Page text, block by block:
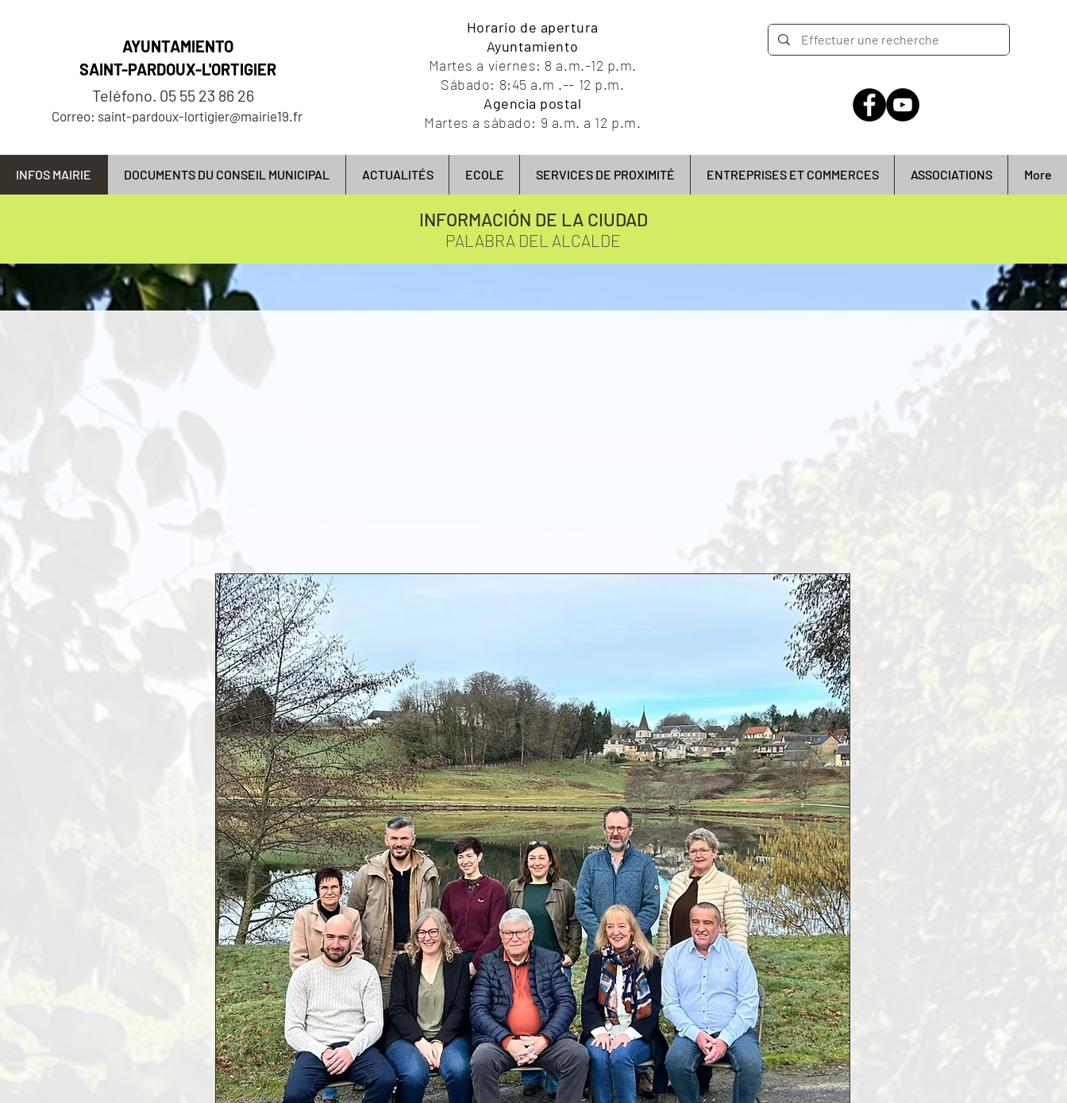
AYUNTAMIENTO
SAINT-PARDOUX-L'ORTIGIER
Teléfono. 05 55 23 86 26
Correo: saint-pardoux-lortigier@mairie19.fr
Horario de apertura
Ayuntamiento
Martes a viernes: 8 a.m.-12 p.m.
Sábado: 8:45 a.m .-- 12 p.m.
Agencia postal
Martes a sábado: 9 a.m. a 12 p.m.
INFORMACIÓN DE LA CIUDAD
PALABRA DEL ALCALDE
INFOS MAIRIE DOCUMENTS DU CONSEIL MUNICIPAL ACTUALITÉS ECOLE SERVICES DE PROXIMITÉ ENTREPRISES ET COMMERCES ASSOCIATIONS More